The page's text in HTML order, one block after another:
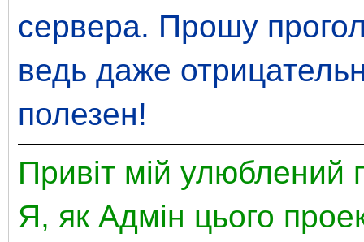
сервера. Прошу
ведь даже
полезен!
Привіт мій улюблений
Я, як Адмін цього